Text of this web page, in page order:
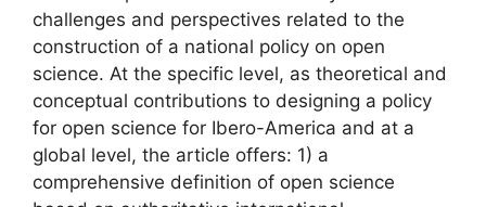
challenges and perspectives related to the
construction of a national policy on open
science. At the specific level, as theoretical and
conceptual contributions to designing a policy
for open science for Ibero-America and at a
global level, the article offers: 1) a
comprehensive definition of open science